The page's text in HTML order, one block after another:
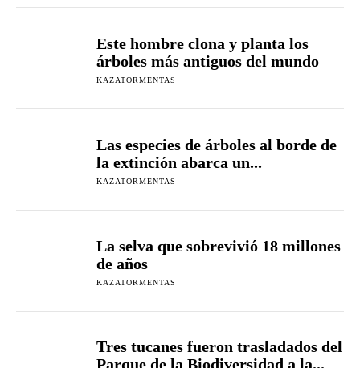
Este hombre clona y planta los
árboles más antiguos del mundo
KAZATORMENTAS
Las especies de árboles al borde de
la extinción abarca un...
KAZATORMENTAS
La selva que sobrevivió 18 millones
de años
KAZATORMENTAS
Tres tucanes fueron trasladados del
Parque de la Biodiversidad a la...